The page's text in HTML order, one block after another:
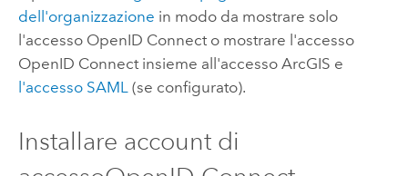
dell'organizzazione in modo da mostrare solo
l'accesso OpenID Connecto mostrare l'accesso
OpenID Connectinsieme all'accesso ArcGIS e
l'accesso SAML(se configurato).
Installare account di